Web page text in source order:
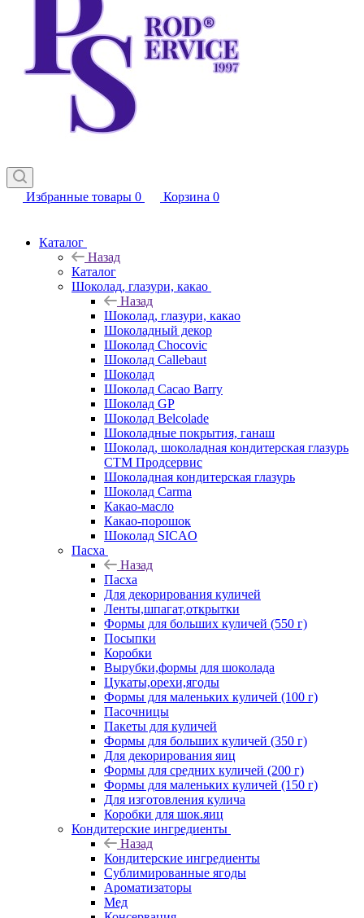
Избранные товары 0 Корзина 0
Каталог
Назад
Каталог
Шоколад, глазури, какао
Назад
Шоколад, глазури, какао
Шоколадный декор
Шоколад Chocovic
Шоколад Callebaut
Шоколад
Шоколад Cacao Barry
Шоколад GP
Шоколад Belcolade
Шоколадные покрытия, ганаш
Шоколад, шоколадная кондитерская глазурь
СТМ Продсервис
Шоколадная кондитерская глазурь
Шоколад Carma
Какао-масло
Какао-порошок
Шоколад SICAO
Пасха
Назад
Пасха
Для декорирования куличей
Ленты,шпагат,открытки
Формы для больших куличей (550 г)
Посыпки
Коробки
Вырубки,формы для шоколада
Цукаты,орехи,ягоды
Формы для маленьких куличей (100 г)
Пасочницы
Пакеты для куличей
Формы для больших куличей (350 г)
Для декорирования яиц
Формы для средних куличей (200 г)
Формы для маленьких куличей (150 г)
Для изготовления кулича
Коробки для шок.яиц
Кондитерские ингредиенты
Назад
Кондитерские ингредиенты
Сублимированные ягоды
Ароматизаторы
Мед